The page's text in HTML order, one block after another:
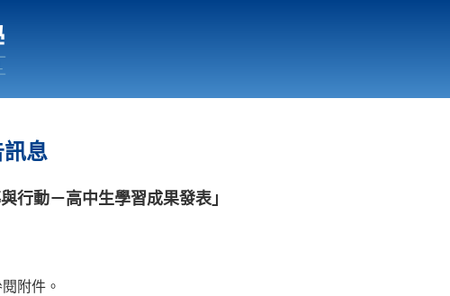
息
行動－高中生學習成果發表」
附件。